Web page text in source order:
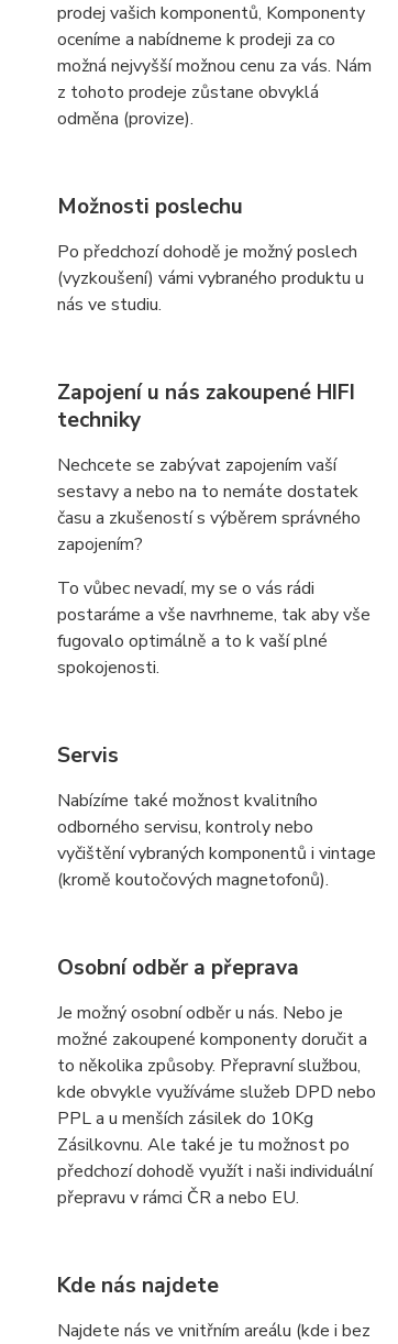
prodej vašich komponentů, Komponenty
oceníme a nabídneme k prodeji za co
možná nejvyšší možnou cenu za vás. Nám
z tohoto prodeje zůstane obvyklá
odměna (provize).
Možnosti poslechu
Po předchozí dohodě je možný poslech
(vyzkoušení) vámi vybraného produktu u
nás ve studiu.
Zapojení u nás zakoupené HIFI
techniky
Nechcete se zabývat zapojením vaší
sestavy a nebo na to nemáte dostatek
času a zkušeností s výběrem správného
zapojením?
To vůbec nevadí, my se o vás rádi
postaráme a vše navrhneme, tak aby vše
fugovalo optimálně a to k vaší plné
spokojenosti.
Servis
Nabízíme také možnost kvalitního
odborného servisu, kontroly nebo
vyčištění vybraných komponentů i vintage
(kromě koutočových magnetofonů).
Osobní odběr a přeprava
Je možný osobní odběr u nás. Nebo je
možné zakoupené komponenty doručit a
to několika způsoby. Přepravní službou,
kde obvykle využíváme služeb DPD nebo
PPL a u menších zásilek do 10Kg
Zásilkovnu. Ale také je tu možnost po
předchozí dohodě využít i naši individuální
přepravu v rámci ČR a nebo EU.
Kde nás najdete
Najdete nás ve vnitřním areálu (kde i bez